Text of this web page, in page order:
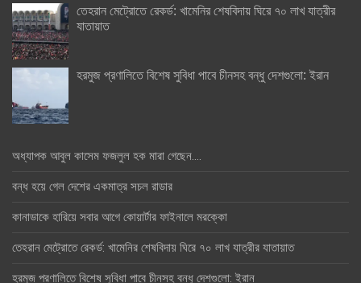
তেহরান মেট্রোতে রেকর্ড: খামেনির শেষবিদায় ঘিরে ৭০ লাখ যাত্রীর
যাতায়াত
হরমুজ প্রণালিতে বিশেষ সুবিধা পাবে চীনসহ বন্ধু দেশগুলো: ইরান
অধ্যাপক আবুল কাসেম ফজলুল হক মারা গেছেন….
বন্ধ হয়ে গেল দেশের একমাত্র সচল রাডার
কানাডাকে হারিয়ে সবার আগে কোয়ার্টার ফাইনালে মরক্কো
তেহরান মেট্রোতে রেকর্ড: খামেনির শেষবিদায় ঘিরে ৭০ লাখ যাত্রীর যাতায়াত
হরমুজ প্রণালিতে বিশেষ সুবিধা পাবে চীনসহ বন্ধু দেশগুলো: ইরান